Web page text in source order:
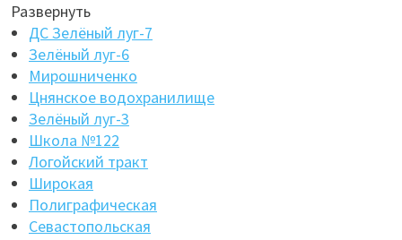
Развернуть
ДС Зелёный луг-7
Зелёный луг-6
Мирошниченко
Цнянское водохранилище
Зелёный луг-3
Школа №122
Логойский тракт
Широкая
Полиграфическая
Севастопольская